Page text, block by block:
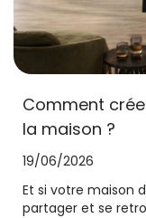
Comment
la maison ?
19/06/2026
Et si votre maison
partager et se